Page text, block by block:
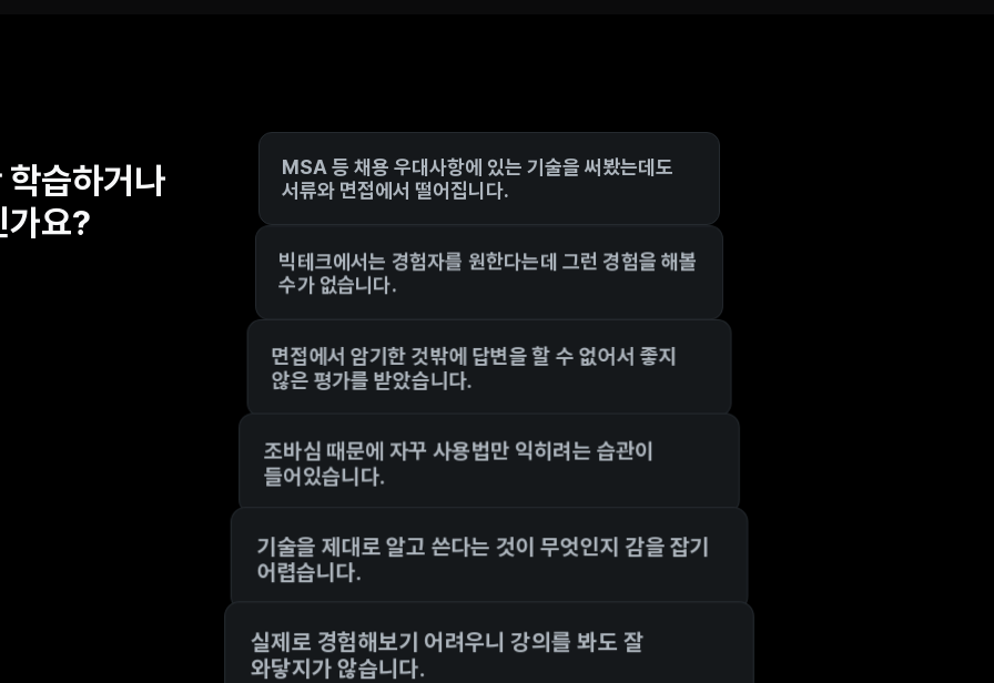
습하거나
가요?
MSA 등 채용 우대사항에 있는 기술을 써봤는데도
서류와 면접에서 떨어집니다.
빅테크에서는 경험자를 원한다는데 그런 경험을 해볼
수가 없습니다.
면접에서 암기한 것밖에 답변을 할 수 없어서 좋지
않은 평가를 받았습니다.
조바심 때문에 자꾸 사용법만 익히려는 습관이
들어있습니다.
기술을 제대로 알고 쓴다는 것이 무엇인지 감을 잡기
어렵습니다.
실제로 경험해보기 어려우니 강의를 봐도 잘
와닿지가 않습니다.